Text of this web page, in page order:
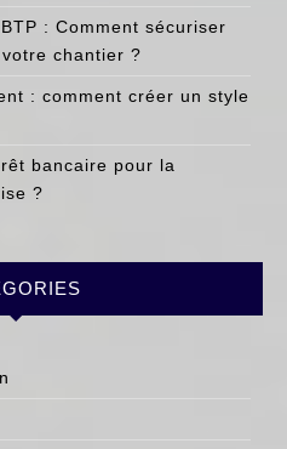
: Comment sécuriser
chantier ?
: comment créer un style
bancaire pour la
?